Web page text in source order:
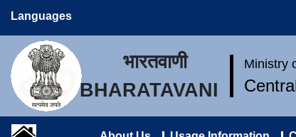
Languages
भारतवाणी
BHARATAVANI
Ministry